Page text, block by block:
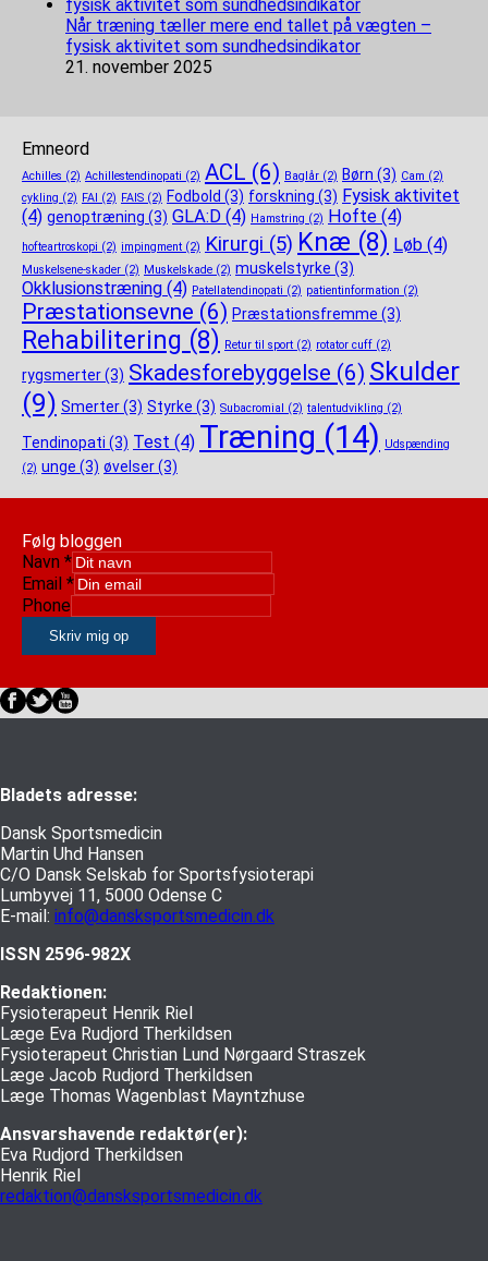
Når træning tæller mere end tallet på vægten –
fysisk aktivitet som sundhedsindikator
21. november 2025
Emneord
Achilles (2) Achillestendinopati (2) ACL (6) Baglår (2) Børn (3) Cam (2)
cykling (2) FAI (2) FAIS (2) Fodbold (3) forskning (3) Fysisk aktivitet
(4) genoptræning (3) GLA:D (4) Hamstring (2) Hofte (4)
hofteartroskopi (2) impingment (2) Kirurgi (5) Knæ (8) Løb (4)
Muskelsene-skader (2) Muskelskade (2) muskelstyrke (3)
Okklusionstræning (4) Patellatendinopati (2) patientinformation (2)
Præstationsevne (6) Præstationsfremme (3)
Rehabilitering (8) Retur til sport (2) rotator cuff (2)
rygsmerter(3) Skadesforebyggelse (6) Skulder
(9) Smerter(3) Styrke (3) Subacromial (2) talentudvikling (2)
Tendinopati (3) Test (4) Træning (14) Udspænding
(2) unge (3) øvelser(3)
Følg bloggen
Navn *
Email *
Phone
Skriv mig op
Bladets adresse:
Dansk Sportsmedicin
Martin Uhd Hansen
C/O Dansk Selskab for Sportsfysioterapi
Lumbyvej 11, 5000 Odense C
E-mail: info@dansksportsmedicin.dk
ISSN 2596-982X
Redaktionen:
Fysioterapeut Henrik Riel
Læge Eva Rudjord Therkildsen
Fysioterapeut Christian Lund Nørgaard Straszek
Læge Jacob Rudjord Therkildsen
Læge Thomas Wagenblast Mayntzhuse
Ansvarshavende redaktør(er):
Eva Rudjord Therkildsen
Henrik Riel
redaktion@dansksportsmedicin.dk